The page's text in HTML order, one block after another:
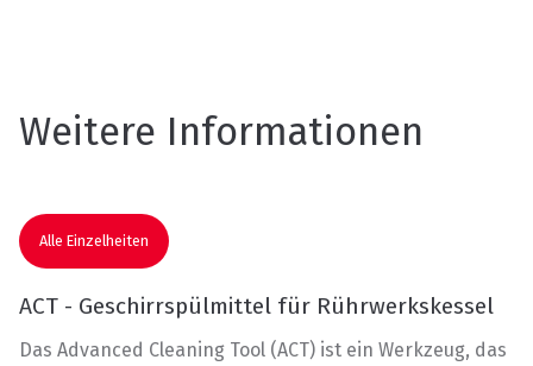
Weitere Informationen
Alle Einzelheiten
ACT - Geschirrspülmittel für Rührwerkskessel
Das Advanced Cleaning Tool (ACT) ist ein Werkzeug, das